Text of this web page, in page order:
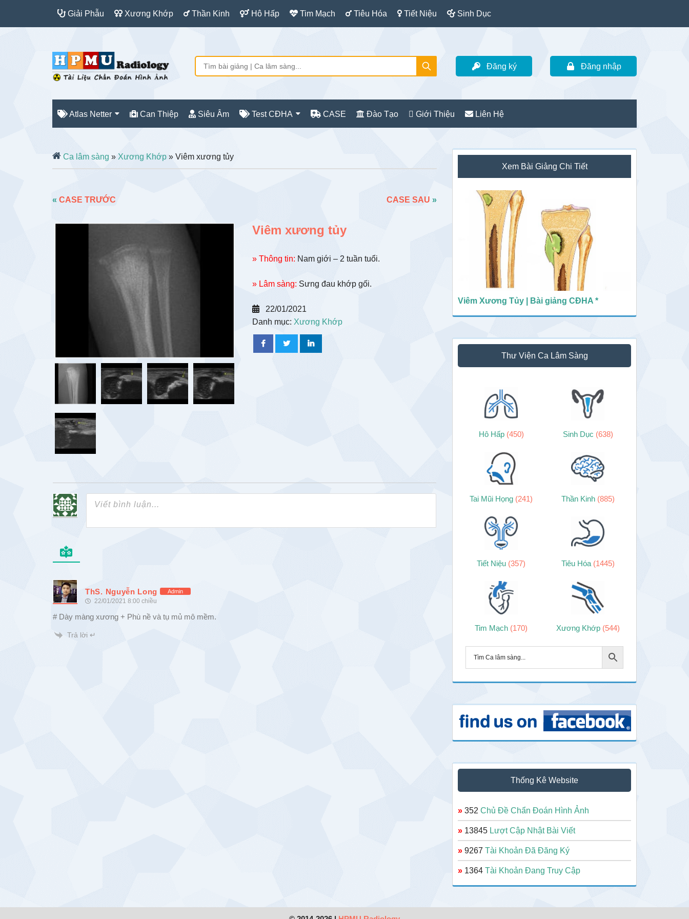
Giải Phẫu Xương Khớp Thần Kinh Hô Hấp Tim Mạch Tiêu Hóa Tiết Niệu Sinh Dục
Đăng ký Đăng nhập
Atlas Netter Can Thiệp Siêu Âm Test CĐHA CASE Đào Tạo Giới Thiệu Liên Hệ
Ca lâm sàng » Xương Khớp » Viêm xương tủy
« CASE TRƯỚC CASE SAU »
Viêm xương tủy
» Thông tin: Nam giới – 2 tuần tuổi.
» Lâm sàng: Sưng đau khớp gối.
22/01/2021
Danh mục: Xương Khớp
ThS. Nguyễn Long Admin
22/01/2021 8:00 chiều
# Dày màng xương + Phù nề và tụ mủ mô mềm.
Trả lời ↵
Sidebar
chính
Xem Bài Giảng Chi Tiết
Viêm Xương Tủy | Bài giảng CĐHA *
Thư Viện Ca Lâm Sàng
Hô Hấp (450) Sinh Dục (638)
Tai Mũi Họng (241) Thần Kinh (885)
Tiết Niệu (357) Tiêu Hóa (1445)
Tim Mạch (170) Xương Khớp (544)
Thống Kê Website
» 352 Chủ Đề Chẩn Đoán Hình Ảnh
» 13845 Lượt Cập Nhật Bài Viết
» 9267 Tài Khoản Đã Đăng Ký
» 1364 Tài Khoản Đang Truy Cập